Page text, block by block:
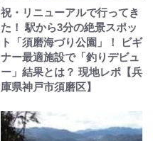
祝・リニューアルで行ってき
た！ 駅から3分の絶景スポッ
ト「須磨海づり公園」！ ビギ
ナー最適施設で「釣りデビュ
ー」結果とは？ 現地レポ【兵
庫県神戸市須磨区】